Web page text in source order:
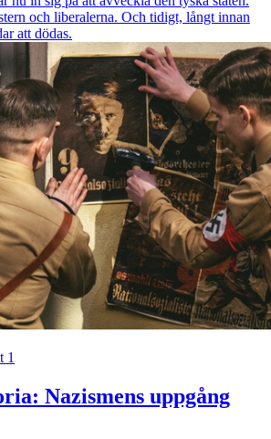
och liberalerna. Och tidigt, långt innan
att dödas.
1
Nazismens uppgång